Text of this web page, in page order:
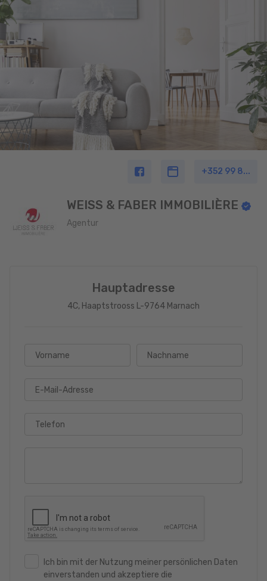
+352 99 8...
WEISS & FABER IMMOBILIÈRE
Agentur
Hauptadresse
4C, Haaptstrooss L-9764 Marnach
Vorname Nachname
E-Mail-Adresse
Telefon
Ich bin mit der Nutzung meiner persönlichen Daten
einverstanden und akzeptiere die